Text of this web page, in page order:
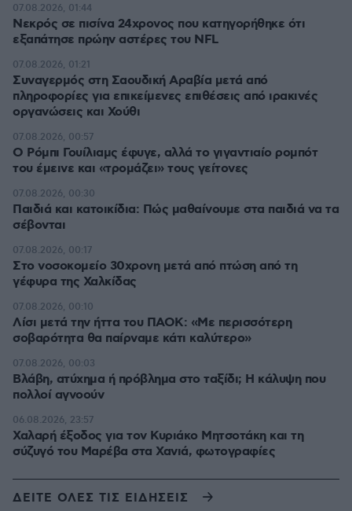
Νεκρός σε πισίνα 24χρονος που κατηγορήθηκε ότι
εξαπάτησε πρώην αστέρες του NFL
07.08.2026, 01:44
Συναγερμός στη Σαουδική Αραβία μετά από
πληροφορίες για επικείμενες επιθέσεις από ιρακινές
οργανώσεις και Χούθι
07.08.2026, 01:21
Ο Ρόμπι Γουίλιαμς έφυγε, αλλά το γιγαντιαίο ρομπότ
του έμεινε και «τρομάζει» τους γείτονες
07.08.2026, 00:57
Παιδιά και κατοικίδια: Πώς μαθαίνουμε στα παιδιά να τα
σέβονται
07.08.2026, 00:30
Στο νοσοκομείο 30χρονη μετά από πτώση από τη
γέφυρα της Χαλκίδας
07.08.2026, 00:17
Λίσι μετά την ήττα του ΠΑΟΚ: «Με περισσότερη
σοβαρότητα θα παίρναμε κάτι καλύτερο»
07.08.2026, 00:10
Βλάβη, ατύχημα ή πρόβλημα στο ταξίδι; Η κάλυψη που
πολλοί αγνοούν
07.08.2026, 00:03
Χαλαρή έξοδος για τον Κυριάκο Μητσοτάκη και τη
σύζυγό του Μαρέβα στα Χανιά, φωτογραφίες
06.08.2026, 23:57
ΔΕΙΤΕ ΟΛΕΣ ΤΙΣ ΕΙΔΗΣΕΙΣ